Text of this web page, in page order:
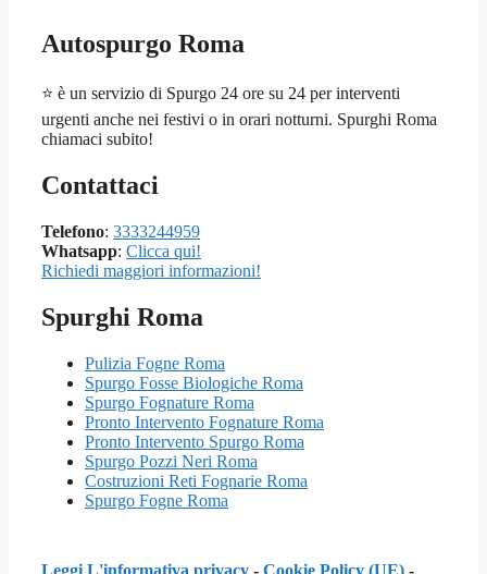
Autospurgo Roma
⭐ è un servizio di Spurgo 24 ore su 24 per interventi
urgenti anche nei festivi o in orari notturni. Spurghi Roma
chiamaci subito!
Contattaci
Telefono: 3333244959
Whatsapp: Clicca qui!
Richiedi maggiori informazioni!
Spurghi Roma
Pulizia Fogne Roma
Spurgo Fosse Biologiche Roma
Spurgo Fognature Roma
Pronto Intervento Fognature Roma
Pronto Intervento Spurgo Roma
Spurgo Pozzi Neri Roma
Costruzioni Reti Fognarie Roma
Spurgo Fogne Roma
Leggi L'informativa privacy - Cookie Policy (UE) -